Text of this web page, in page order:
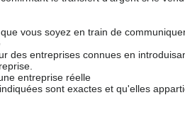
vous soyez en train de
des entreprises connues en
entreprise réelle
sont exactes et qu'elles